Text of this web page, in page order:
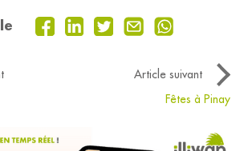
Article suivant
Fêtes à Pinay